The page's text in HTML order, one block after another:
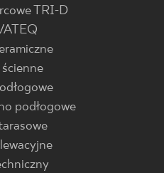
TRI-D
podłogowe